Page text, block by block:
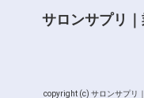
サロンサプリ
copyright (c) サロンサプリ